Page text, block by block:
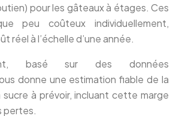
pour les gâteaux à étages. Ces
peu coûteux individuellement,
réel à l’échelle d’une année.
basé sur des données
donne une estimation fiable de la
à prévoir, incluant cette marge
pertes.